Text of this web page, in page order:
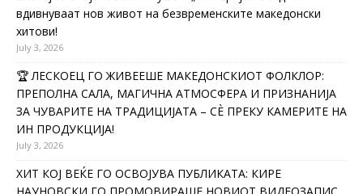
вдивнуваат нов живот на безвременските македонски
хитови!
July 3, 2026
🏆 ЛЕСКОЕЦ ГО ЖИВЕЕШЕ МАКЕДОНСКИОТ ФОЛКЛОР:
ПРЕПОЛНА САЛА, МАГИЧНА АТМОСФЕРА И ПРИЗНАНИЈА
ЗА ЧУВАРИТЕ НА ТРАДИЦИЈАТА – СÈ ПРЕКУ КАМЕРИТЕ НА
ИН ПРОДУКЦИЈА!
July 3, 2026
ХИТ КОЈ ВЕЌЕ ГО ОСВОЈУВА ПУБЛИКАТА: КИРЕ